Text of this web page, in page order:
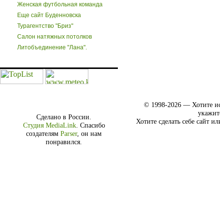
Женская футбольная команда
Еще сайт Буденновска
Турагентство "Бриз"
Салон натяжных потолков
Литобъединение "Лана".
Сделано в России.
Студия MediaLink. Спасибо
создателям Parser, он нам
понравился.
© 1998-2026 — Хотите
Хотите сделать себе сайт